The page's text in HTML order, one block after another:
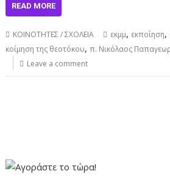
READ MORE
ΚΟΙΝΟΤΗΤΕΣ / ΣΧΟΛΕΙΑ εκμμ, εκποίηση,
κοίμηση της θεοτόκου,π. Νικόλαος
Leave a comment